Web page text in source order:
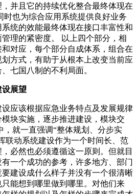
并且它的持续优化整合最终体现在
时也为综合应用系统提供良好业务
统的效能最终体现在接口丰富性和
理的紧密度。 以上四个部分，相
对应，每个部分自成体系，组合在
方式，有助于从根本上改变当前应
七国八制的不利局面。
设展望
应该根据应急业务特点及发展规律
块实施，逐步推进建设，模块交
，就一直强调“整体规划、分步实
联动系统建设作为一个时间长、范
必然也必须遵循这一原则。但就目
一个成功的参考，许多地方、部门
建设成什么样子并没有一个很清晰
能想到哪里做到哪里。对他们来